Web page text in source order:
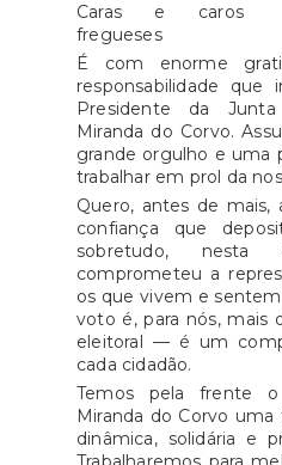
Caras e caros
fregueses
É com enorme
responsabilidade que
Presidente da
Miranda do Corvo.
grande orgulho e uma
trabalhar em prol da
Quero, antes de
confiança que
sobretudo,
comprometeu a
os que vivem e
voto é, para nós, mais
eleitoral — é um
cada cidadão.
Temos pela frente
Miranda do Corvo
dinâmica, solidária e